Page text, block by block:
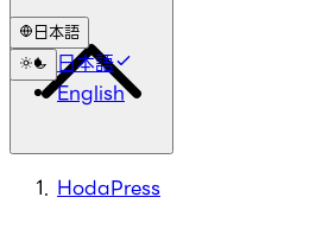
日本語
日本語
English
HodaPress